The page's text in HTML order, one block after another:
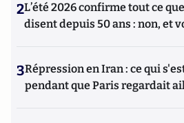
2L’été 2026 confirme tout ce
disent depuis 50 ans : non, et
3Répression en Iran : ce qui
pendant que Paris regardait